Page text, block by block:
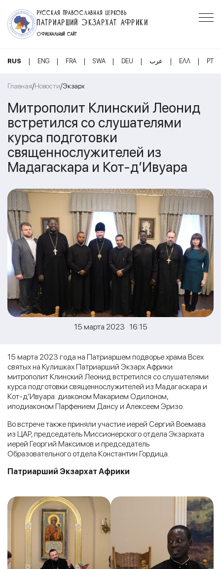
РУССКАЯ ПРАВОСЛАВНАЯ ЦЕРКОВЬ
ПАТРИАРШИЙ ЭКЗАРХАТ АФРИКИ
ОФИЦИАЛЬНЫЙ САЙТ
RUS | ENG | FRA | SWA | DEU | عرب | ΕΛΛ | PT
Главная/Новости/Экзарх
Митрополит Клинский Леонид
встретился со слушателями
курса подготовки
священнослужителей из
Мадагаскара и Кот-д’Ивуара
15 марта 2023 16:15
15 марта 2023 года на Патриаршем подворье храма Всех
святых на Кулишках Патриарший Экзарх Африки
митрополит Клинский Леонид встретился со слушателями
курса подготовки священнослужителей из Мадагаскара и
Кот-д’Ивуара: диаконом Макарием Одилоном,
иподиаконом Парфением Дансу и Алексеем Эризо.
Во встрече также приняли участие иерей Сергий Воемава
из ЦАР, председатель Миссионерского отдела Экзархата
иерей Георгий Максимов и председатель
Образовательного отдела Константин Гордица.
Патриарший Экзархат Африки